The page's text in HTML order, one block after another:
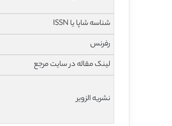
شناسه شاپا یا ISSN
رفرنس
لینک مقاله در سایت مرجع
نشریه الزویر